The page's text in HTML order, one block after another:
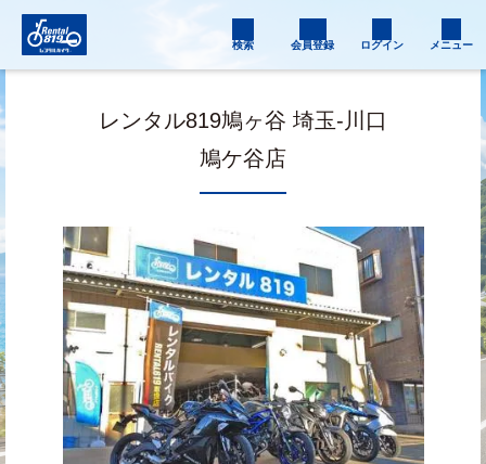
検索 会員登録 ログイン メニュー
レンタル819鳩ヶ谷 埼玉-川口
鳩ケ谷店